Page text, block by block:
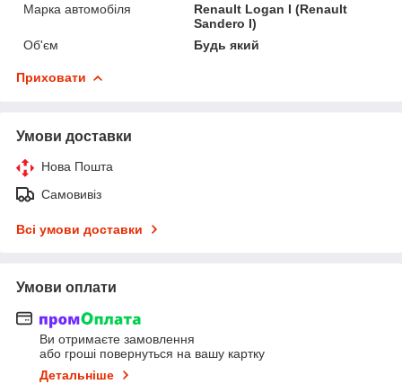
Марка автомобіля
Renault Logan I (Renault
Sandero I)
Об'єм
Будь який
Приховати
Умови доставки
Нова Пошта
Самовивіз
Всі умови доставки
Умови оплати
Ви отримаєте замовлення
або гроші повернуться на вашу картку
Детальніше